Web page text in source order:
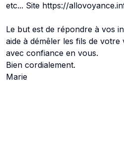
etc... Site https://
Le but est de répondre à vos
aide à démêler les fils de votre
avec confiance en vous.
Bien cordialement.
Marie